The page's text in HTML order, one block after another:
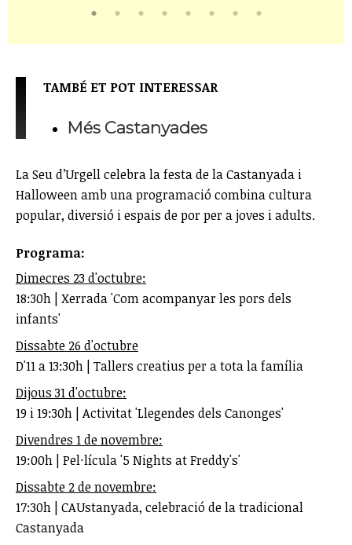
TAMBÉ ET POT INTERESSAR
Més Castanyades
La Seu d’Urgell celebra la festa de la Castanyada i
Halloween amb una programació combina cultura
popular, diversió i espais de por per a joves i adults.
Programa:
Dimecres 23 d'octubre:
18:30h | Xerrada 'Com acompanyar les pors dels
infants'
Dissabte 26 d'octubre
D'11 a 13:30h | Tallers creatius per a tota la família
Dijous 31 d'octubre:
19 i 19:30h | Activitat 'Llegendes dels Canonges'
Divendres 1 de novembre:
19:00h | Pel·lícula '5 Nights at Freddy's'
Dissabte 2 de novembre:
17:30h | CAUstanyada, celebració de la tradicional
Castanyada